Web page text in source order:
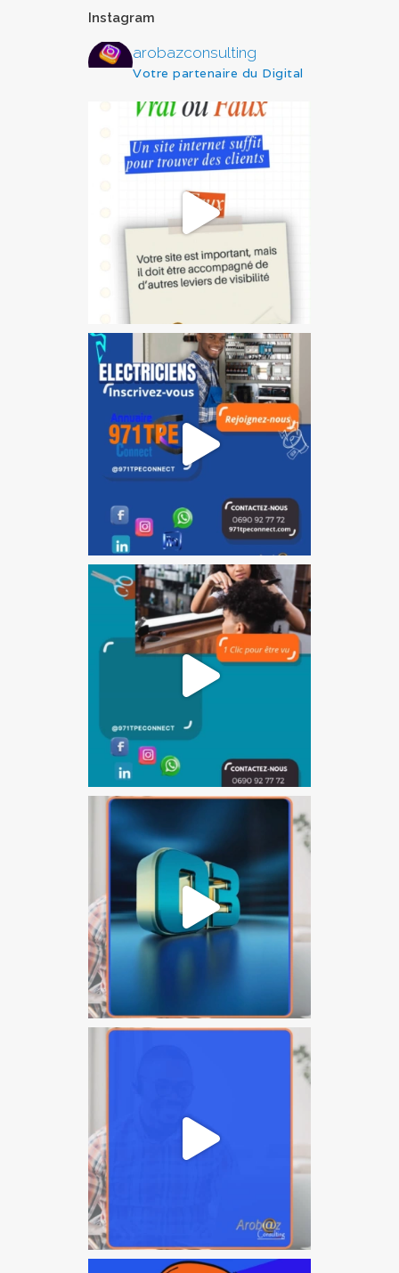
Instagram
arobazconsulting
Votre partenaire du Digital